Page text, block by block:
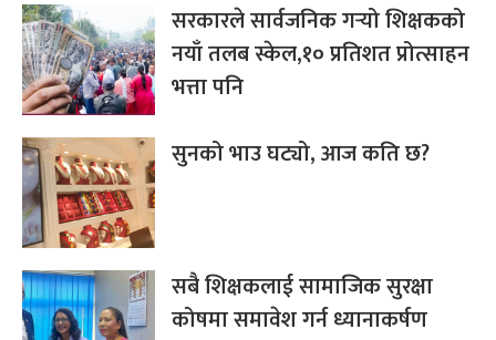
सरकारले सार्वजनिक गर्‍यो शिक्षकको
नयाँ तलब स्केल,१० प्रतिशत प्रोत्साहन
भत्ता पनि
सुनको भाउ घट्यो, आज कति छ?
सबै शिक्षकलाई सामाजिक सुरक्षा
कोषमा समावेश गर्न ध्यानाकर्षण